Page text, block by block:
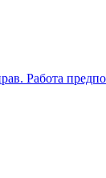
Работа